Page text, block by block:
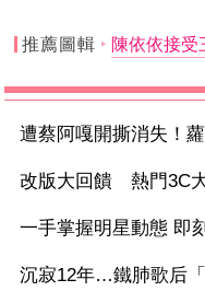
推薦圖輯 陳依依接受
遭蔡阿嘎開撕消失！
改版大回饋 熱門3C
一手掌握明星動態 即
沉寂12年…鐵肺歌后